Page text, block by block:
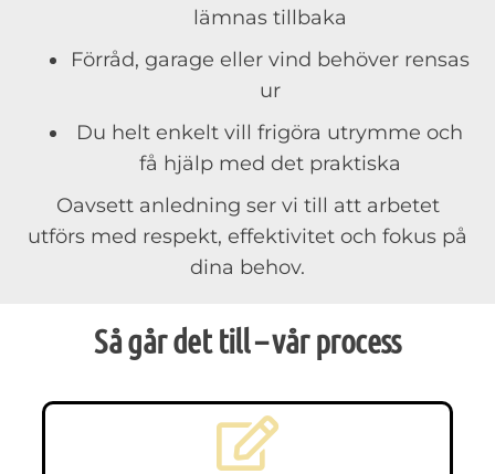
lämnas tillbaka
Förråd, garage eller vind behöver rensas
ur
Du helt enkelt vill frigöra utrymme och
få hjälp med det praktiska
Oavsett anledning ser vi till att arbetet
utförs med respekt, effektivitet och fokus på
dina behov.
Så går det till – vår process